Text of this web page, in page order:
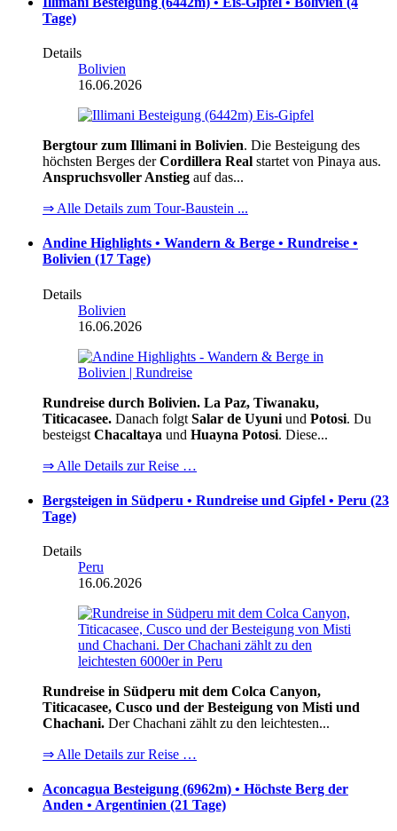
Tage)
Details
Bolivien
16.06.2026
Bergtour zum Illimani in Bolivien. Die Besteigung des
höchsten Berges derCordillera Real startet von Pinaya aus.
Anspruchsvoller Anstieg auf das...
⇒ Alle Details zum Tour-Baustein ...
Andine Highlights • Wandern & Berge • Rundreise •
Bolivien (17 Tage)
Details
Bolivien
16.06.2026
Rundreise durch Bolivien. La Paz, Tiwanaku,
Titicacasee. Danach folgt Salar de Uyuni und Potosi. Du
besteigst Chacaltaya und Huayna Potosi. Diese...
⇒ Alle Details zur Reise …
Bergsteigen in Südperu • Rundreise und Gipfel • Peru (23
Tage)
Details
Peru
16.06.2026
Rundreise in Südperu mit dem Colca Canyon,
Titicacasee, Cusco und der Besteigung von Misti und
Chachani. Der Chachani zählt zu den leichtesten...
⇒ Alle Details zur Reise …
Aconcagua Besteigung (6962m) • Höchste Berg der
Anden • Argentinien (21 Tage)